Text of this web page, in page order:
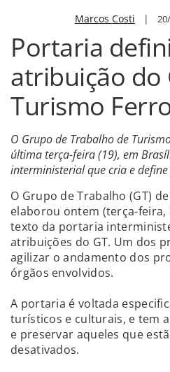
Marcos Costi |
Portaria
atribuição do
Turismo
O Grupo de Trabalho de
última terça-feira (19), em
interministerial que cria e
O Grupo de Trabalho (GT)
elaborou ontem (terça-feira,
texto da portaria
atribuições do GT. Um dos
agilizar o andamento dos
órgãos envolvidos.
A portaria é voltada
turísticos e culturais, e tem
e preservar aqueles que
desativados.